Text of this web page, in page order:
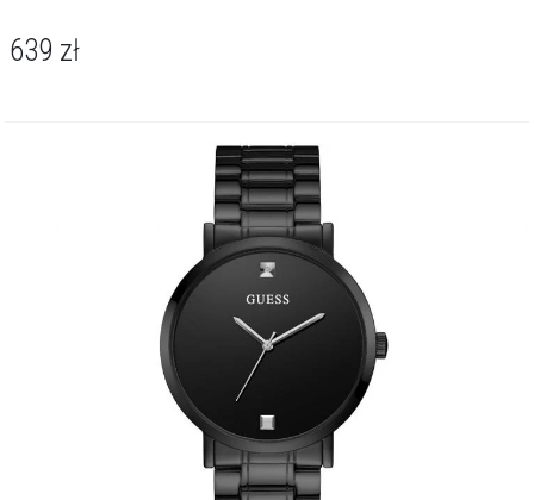
639 zł